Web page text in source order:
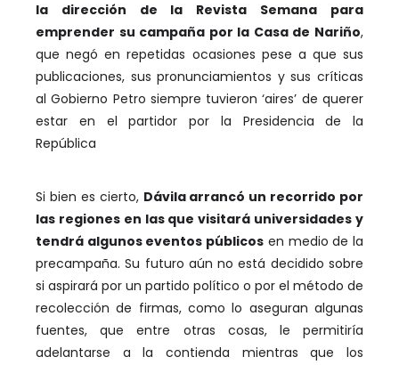
la dirección de la Revista Semana para
emprender su campaña por la Casa de Nariño,
que negó en repetidas ocasiones pese a que sus
publicaciones, sus pronunciamientos y sus críticas
al Gobierno Petro siempre tuvieron ‘aires’ de querer
estar en el partidor por la Presidencia de la
República
Si bien es cierto, Dávila arrancó un recorrido por
las regiones en las que visitará universidades y
tendrá algunos eventos públicos en medio de la
precampaña. Su futuro aún no está decidido sobre
si aspirará por un partido político o por el método de
recolección de firmas, como lo aseguran algunas
fuentes, que entre otras cosas, le permitiría
adelantarse a la contienda mientras que los